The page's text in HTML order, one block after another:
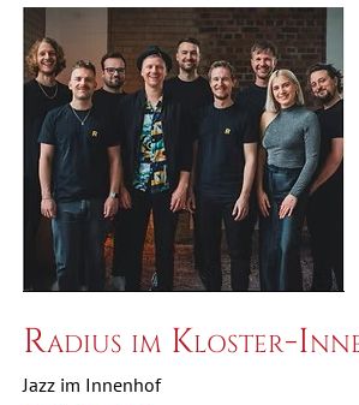
Radius im Kloster-
Jazz im Innenhof